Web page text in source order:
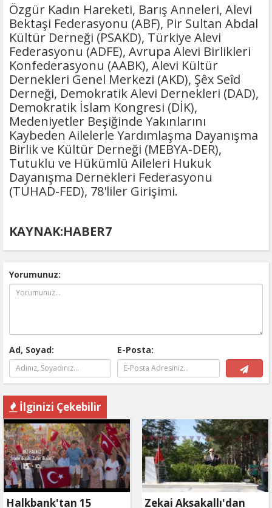
Özgür Kadın Hareketi, Barış Anneleri, Alevi
Bektaşi Federasyonu (ABF), Pir Sultan Abdal
Kültür Derneği (PSAKD), Türkiye Alevi
Federasyonu (ADFE), Avrupa Alevi Birlikleri
Konfederasyonu (AABK), Alevi Kültür
Dernekleri Genel Merkezi (AKD), Şêx Seîd
Derneği, Demokratik Alevi Dernekleri (DAD),
Demokratik İslam Kongresi (DİK),
Medeniyetler Beşiğinde Yakınlarını
Kaybeden Ailelerle Yardımlaşma Dayanışma
Birlik ve Kültür Derneği (MEBYA-DER),
Tutuklu ve Hükümlü Aileleri Hukuk
Dayanışma Dernekleri Federasyonu
(TUHAD-FED), 78'liler Girişimi.
KAYNAK:HABER7
Yorumunuz:
Ad, Soyad: E-Posta:
İlginizi Çekebilir
Halkbank'tan 15 Zekai Aksakallı'dan